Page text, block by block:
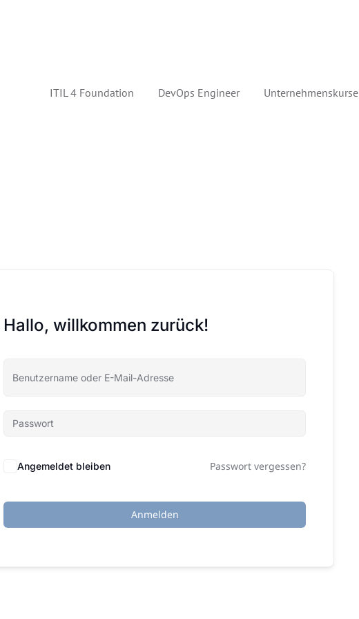
ITIL 4 Foundation DevOps Engineer Unternehmenskurse
Hallo, willkommen zurück!
Angemeldet bleiben Passwort vergessen?
Anmelden